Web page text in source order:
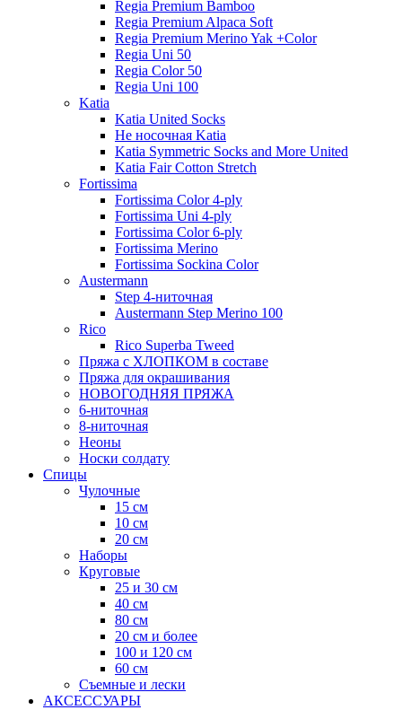
Regia Premium Bamboo
Regia Premium Alpaca Soft
Regia Premium Merino Yak +Color
Regia Uni 50
Regia Color 50
Regia Uni 100
Katia
Katia United Socks
Не носочная Katia
Katia Symmetric Socks and More United
Katia Fair Cotton Stretch
Fortissima
Fortissima Color 4-ply
Fortissima Uni 4-ply
Fortissima Color 6-ply
Fortissima Merino
Fortissima Sockina Color
Austermann
Step 4-ниточная
Austermann Step Merino 100
Rico
Rico Superba Tweed
Пряжа с ХЛОПКОМ в составе
Пряжа для окрашивания
НОВОГОДНЯЯ ПРЯЖА
6-ниточная
8-ниточная
Неоны
Носки солдату
Спицы
Чулочные
15 см
10 см
20 см
Наборы
Круговые
25 и 30 см
40 см
80 см
20 см и более
100 и 120 см
60 см
Съемные и лески
АКСЕССУАРЫ